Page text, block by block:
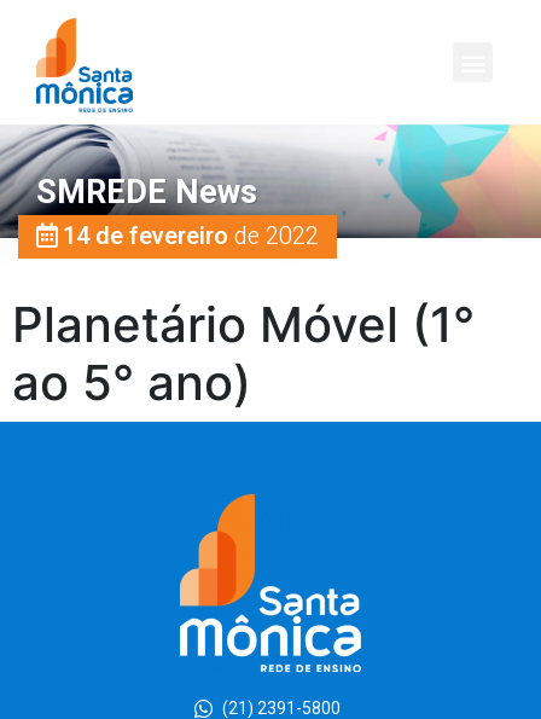
SMREDE News
14 de fevereiro de 2022
Planetário Móvel (1°
ao 5° ano)
(21) 2391-5800